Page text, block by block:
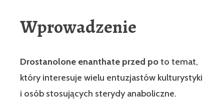
Wprowadzenie
Drostanolone enanthate przed poto temat,
który interesuje wielu entuzjastów kulturystyki
i osób stosujących sterydy anaboliczne.